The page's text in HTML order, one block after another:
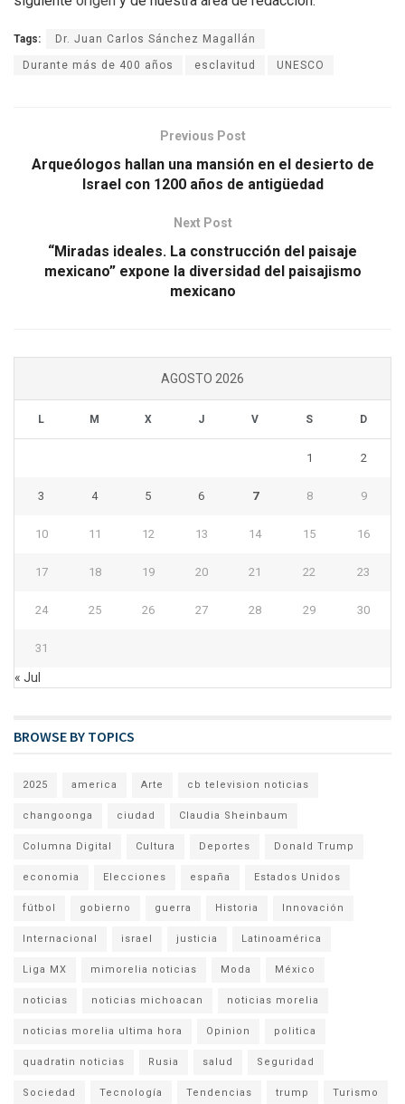
Tags: Dr. Juan Carlos Sánchez Magallán
Durante más de 400 años esclavitud UNESCO
Previous Post
Arqueólogos hallan una mansión en el desierto de
Israel con 1200 años de antigüedad
Next Post
“Miradas ideales. La construcción del paisaje
mexicano” expone la diversidad del paisajismo
mexicano
AGOSTO 2026
L M X J V S D
1 2
3 4 5 6 7 8 9
10 11 12 13 14 15 16
17 18 19 20 21 22 23
24 25 26 27 28 29 30
31
« Jul
BROWSE BY TOPICS
2025 america Arte cb television noticias
changoonga ciudad Claudia Sheinbaum
Columna Digital Cultura Deportes Donald Trump
economia Elecciones españa Estados Unidos
fútbol gobierno guerra Historia Innovación
Internacional israel justicia Latinoamérica
Liga MX mimorelia noticias Moda México
noticias noticias michoacan noticias morelia
noticias morelia ultima hora Opinion politica
quadratin noticias Rusia salud Seguridad
Sociedad Tecnología Tendencias trump Turismo